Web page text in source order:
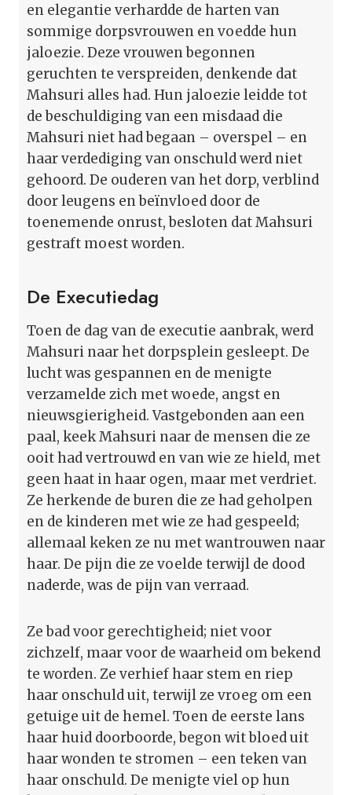
en elegantie verhardde de harten van
sommige dorpsvrouwen en voedde hun
jaloezie. Deze vrouwen begonnen
geruchten te verspreiden, denkende dat
Mahsuri alles had. Hun jaloezie leidde tot
de beschuldiging van een misdaad die
Mahsuri niet had begaan – overspel – en
haar verdediging van onschuld werd niet
gehoord. De ouderen van het dorp, verblind
door leugens en beïnvloed door de
toenemende onrust, besloten dat Mahsuri
gestraft moest worden.
De Executiedag
Toen de dag van de executie aanbrak, werd
Mahsuri naar het dorpsplein gesleept. De
lucht was gespannen en de menigte
verzamelde zich met woede, angst en
nieuwsgierigheid. Vastgebonden aan een
paal, keek Mahsuri naar de mensen die ze
ooit had vertrouwd en van wie ze hield, met
geen haat in haar ogen, maar met verdriet.
Ze herkende de buren die ze had geholpen
en de kinderen met wie ze had gespeeld;
allemaal keken ze nu met wantrouwen naar
haar. De pijn die ze voelde terwijl de dood
naderde, was de pijn van verraad.
Ze bad voor gerechtigheid; niet voor
zichzelf, maar voor de waarheid om bekend
te worden. Ze verhief haar stem en riep
haar onschuld uit, terwijl ze vroeg om een
getuige uit de hemel. Toen de eerste lans
haar huid doorboorde, begon wit bloed uit
haar wonden te stromen – een teken van
haar onschuld. De menigte viel op hun